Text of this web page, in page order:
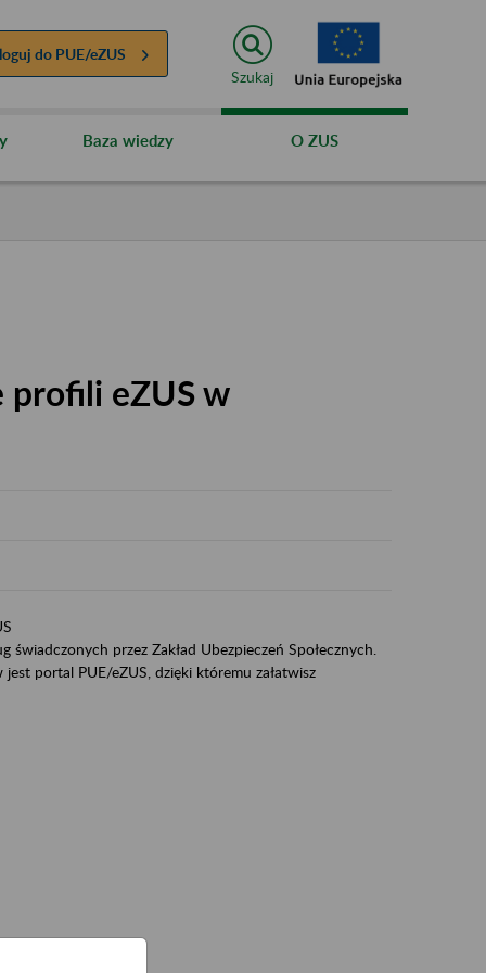
do PUE/eZUS
Szukaj
Baza wiedzy O ZUS
profili eZUS w
przez Zakład Ubezpieczeń Społecznych.
portal PUE/eZUS, dzięki któremu załatwisz